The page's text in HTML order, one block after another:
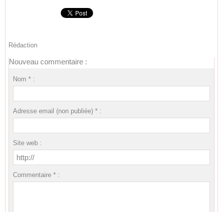
Rédaction
Nouveau commentaire :
Nom * :
Adresse email (non publiée) * :
Site web :
Commentaire * :